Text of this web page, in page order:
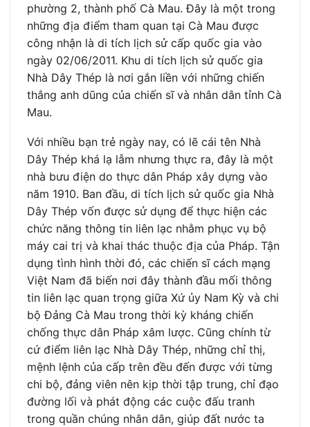
phường 2, thành phố Cà Mau. Đây là một trong
những địa điểm tham quan tại Cà Mau được
công nhận là di tích lịch sử cấp quốc gia vào
ngày 02/06/2011. Khu di tích lịch sử quốc gia
Nhà Dây Thép là nơi gắn liền với những chiến
thắng anh dũng của chiến sĩ và nhân dân tỉnh Cà
Mau.
Với nhiều bạn trẻ ngày nay, có lẽ cái tên Nhà
Dây Thép khá lạ lẫm nhưng thực ra, đây là một
nhà bưu điện do thực dân Pháp xây dựng vào
năm 1910. Ban đầu, di tích lịch sử quốc gia Nhà
Dây Thép vốn được sử dụng để thực hiện các
chức năng thông tin liên lạc nhằm phục vụ bộ
máy cai trị và khai thác thuộc địa của Pháp. Tận
dụng tình hình thời đó, các chiến sĩ cách mạng
Việt Nam đã biến nơi đây thành đầu mối thông
tin liên lạc quan trọng giữa Xứ ủy Nam Kỳ và chi
bộ Đảng Cà Mau trong thời kỳ kháng chiến
chống thực dân Pháp xâm lược. Cũng chính từ
cứ điểm liên lạc Nhà Dây Thép, những chỉ thị,
mệnh lệnh của cấp trên đều đến được với từng
chi bộ, đảng viên nên kịp thời tập trung, chỉ đạo
đường lối và phát động các cuộc đấu tranh
trong quần chúng nhân dân, giúp đất nước ta